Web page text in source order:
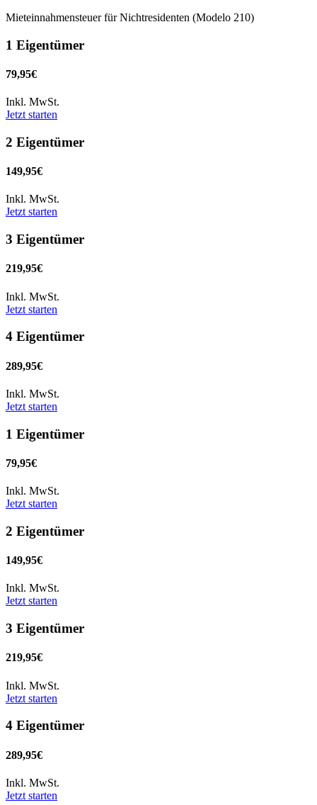
Mieteinnahmensteuer für Nichtresidenten (Modelo 210)
1 Eigentümer
79,95€
Inkl. MwSt.
Jetzt starten
2 Eigentümer
149,95€
Inkl. MwSt.
Jetzt starten
3 Eigentümer
219,95€
Inkl. MwSt.
Jetzt starten
4 Eigentümer
289,95€
Inkl. MwSt.
Jetzt starten
1 Eigentümer
79,95€
Inkl. MwSt.
Jetzt starten
2 Eigentümer
149,95€
Inkl. MwSt.
Jetzt starten
3 Eigentümer
219,95€
Inkl. MwSt.
Jetzt starten
4 Eigentümer
289,95€
Inkl. MwSt.
Jetzt starten